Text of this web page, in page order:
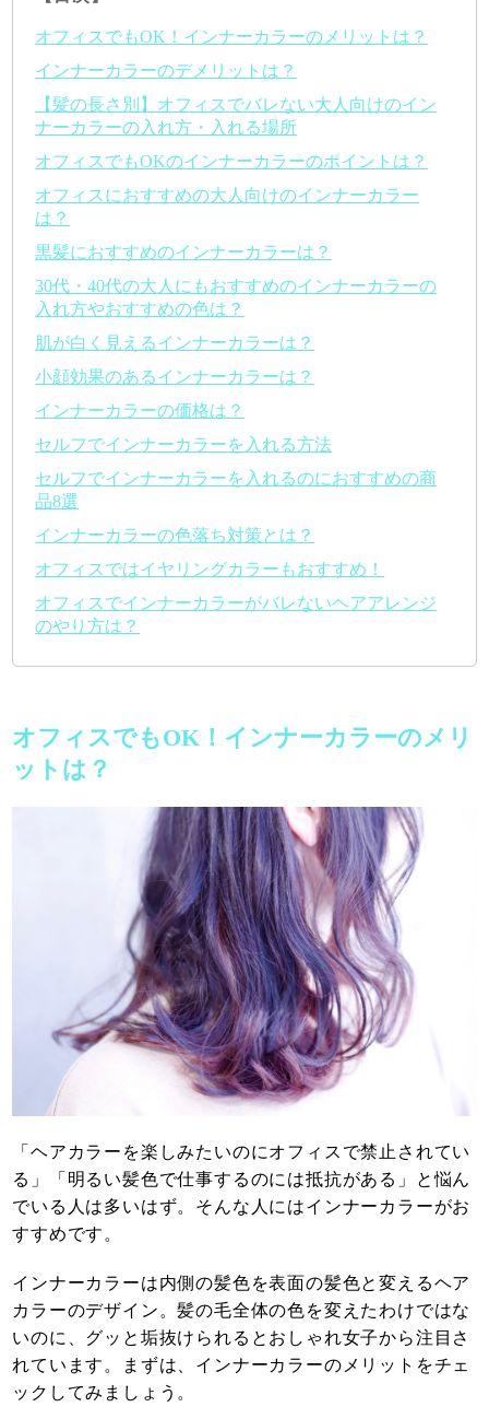
オフィスでもOK！インナーカラーのメリットは？
インナーカラーのデメリットは？
【髪の長さ別】オフィスでバレない大人向けのイン
ナーカラーの入れ方・入れる場所
オフィスでもOKのインナーカラーのポイントは？
オフィスにおすすめの大人向けのインナーカラー
は？
黒髪におすすめのインナーカラーは？
30代・40代の大人にもおすすめのインナーカラーの
入れ方やおすすめの色は？
肌が白く見えるインナーカラーは？
小顔効果のあるインナーカラーは？
インナーカラーの価格は？
セルフでインナーカラーを入れる方法
セルフでインナーカラーを入れるのにおすすめの商
品8選
インナーカラーの色落ち対策とは？
オフィスではイヤリングカラーもおすすめ！
オフィスでインナーカラーがバレないヘアアレンジ
のやり方は？
オフィスでもOK！インナーカラーのメリ
ットは？
「ヘアカラーを楽しみたいのにオフィスで禁止されてい
る」「明るい髪色で仕事するのには抵抗がある」と悩ん
でいる人は多いはず。そんな人にはインナーカラーがお
すすめです。
インナーカラーは内側の髪色を表面の髪色と変えるヘア
カラーのデザイン。髪の毛全体の色を変えたわけではな
いのに、グッと垢抜けられるとおしゃれ女子から注目さ
れています。まずは、インナーカラーのメリットをチェ
ックしてみましょう。